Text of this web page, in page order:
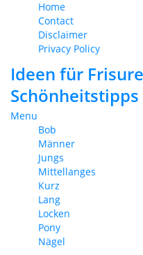
Home
Contact
Disclaimer
Privacy Policy
Ideen für
Schönheitstipps
Menu
Bob
Männer
Jungs
Mittellanges
Kurz
Lang
Locken
Pony
Nägel